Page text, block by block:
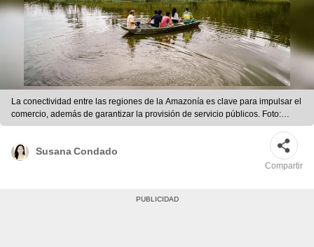
La conectividad entre las regiones de la Amazonía es clave para impulsar el
comercio, además de garantizar la provisión de servicio públicos. Foto:
Piraña Park
Susana Condado
Compartir